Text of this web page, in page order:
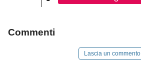
Commenti
Lascia un commento